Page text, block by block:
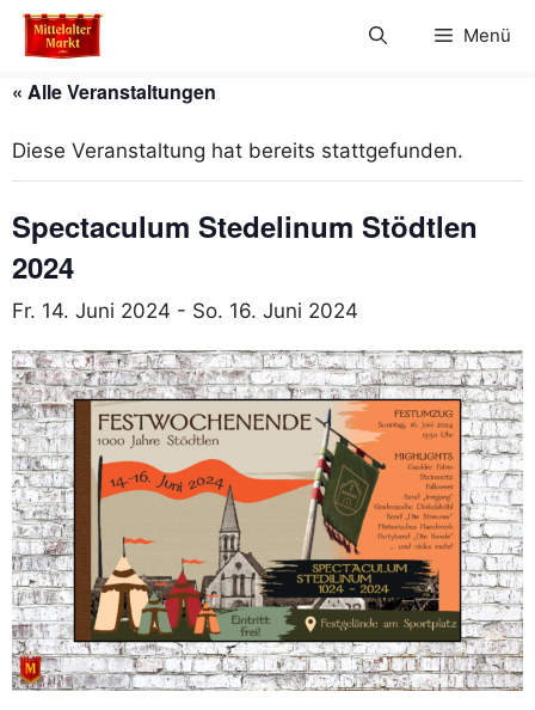
Zum
Inhalt
Menü
« Alle Veranstaltungen
Diese Veranstaltung hat bereits stattgefunden.
Spectaculum Stedelinum Stödtlen
2024
Fr. 14. Juni 2024 - So. 16. Juni 2024